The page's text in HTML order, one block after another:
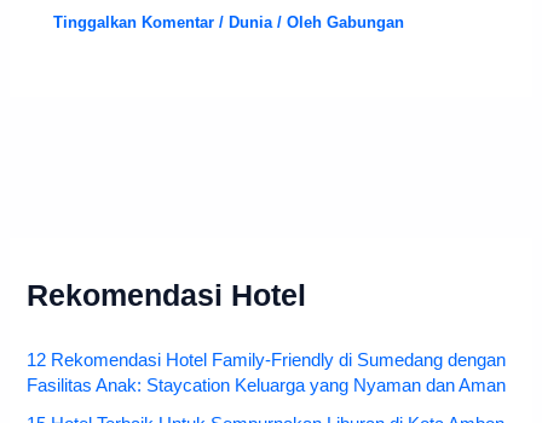
Tinggalkan Komentar / Dunia / OlehGabungan
Rekomendasi Hotel
12 Rekomendasi Hotel Family-Friendly di Sumedang dengan
Fasilitas Anak: Staycation Keluarga yang Nyaman dan Aman